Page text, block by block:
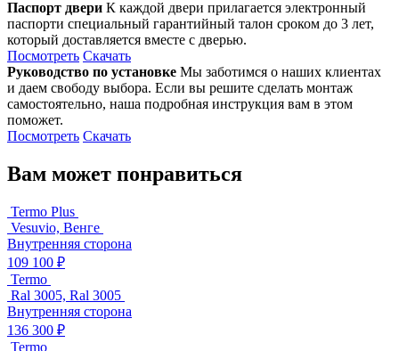
Паспорт двери К каждой двери прилагается электронный
паспорти специальный гарантийный талон сроком до 3 лет,
который доставляется вместе с дверью.
Посмотреть Скачать
Руководство по установке Мы заботимся о наших клиентах
и даем свободу выбора. Если вы решите сделать монтаж
самостоятельно, наша подробная инструкция вам в этом
поможет.
Посмотреть Скачать
Вам может понравиться
Termo Plus
Vesuvio, Венге
Внутренняя сторона
109 100 ₽
Termo
Ral 3005, Ral 3005
Внутренняя сторона
136 300 ₽
Termo